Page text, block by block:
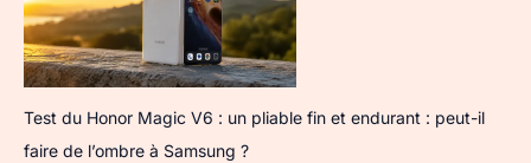
Test du Honor Magic V6 : un pliable fin et endurant : peut-il
faire de l’ombre à Samsung ?